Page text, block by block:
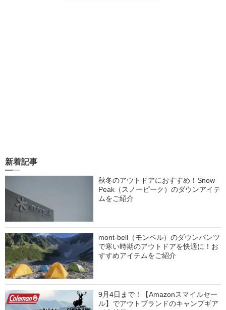
新着記事
秋冬のアウトドアにおすすめ！Snow
Peak（スノーピーク）のダウンアイテ
ムをご紹介
mont-bell（モンベル）のダウンパンツ
で寒い時期のアウトドアを快適に！お
すすめアイテムをご紹介
9月4日まで！【Amazonスマイルセー
ル】でアウトブランドのキャンプギア